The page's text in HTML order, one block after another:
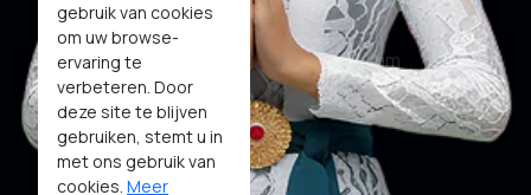
gebruik van cookies
om uw browse-
ervaring te
verbeteren. Door
deze site te blijven
gebruiken, stemt u in
met ons gebruik van
cookies. Meer
Twitter
Instagram
Youtube